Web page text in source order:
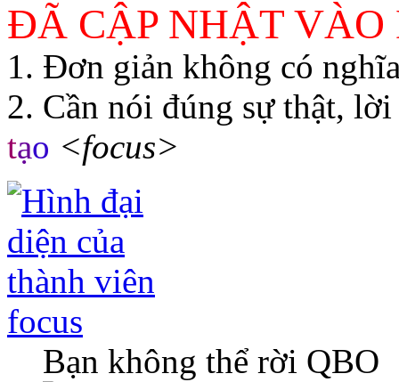
ĐÃ CẬP NHẬT VÀO
1. Đơn giản không có
2. Cần nói đúng sự thật,
tạo <focus>
focus
Bạn không thể rời QBO